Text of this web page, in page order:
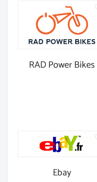
RAD Power Bikes
Ebay